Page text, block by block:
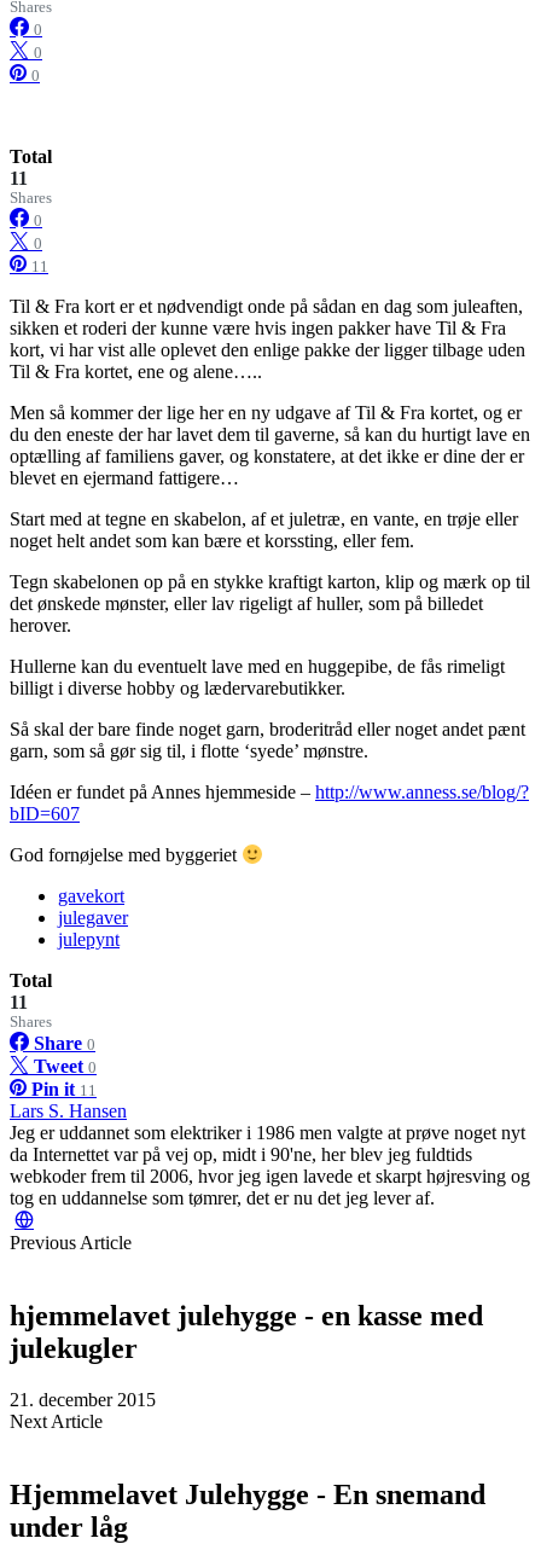
Shares
0
0
0
Total
11
Shares
0
0
11
Til & Fra kort er et nødvendigt onde på sådan en dag som juleaften,
sikken et roderi der kunne være hvis ingen pakker have Til & Fra
kort, vi har vist alle oplevet den enlige pakke der ligger tilbage uden
Til & Fra kortet, ene og alene…..
Men så kommer der lige her en ny udgave af Til & Fra kortet, og er
du den eneste der har lavet dem til gaverne, så kan du hurtigt lave en
optælling af familiens gaver, og konstatere, at det ikke er dine der er
blevet en ejermand fattigere…
Start med at tegne en skabelon, af et juletræ, en vante, en trøje eller
noget helt andet som kan bære et korssting, eller fem.
Tegn skabelonen op på en stykke kraftigt karton, klip og mærk op til
det ønskede mønster, eller lav rigeligt af huller, som på billedet
herover.
Hullerne kan du eventuelt lave med en huggepibe, de fås rimeligt
billigt i diverse hobby og lædervarebutikker.
Så skal der bare finde noget garn, broderitråd eller noget andet pænt
garn, som så gør sig til, i flotte ‘syede’ mønstre.
Idéen er fundet på Annes hjemmeside – http://www.anness.se/blog/?
bID=607
God fornøjelse med byggeriet
gavekort
julegaver
julepynt
Total
11
Shares
Share 0
Tweet 0
Pin it 11
Lars S. Hansen
Jeg er uddannet som elektriker i 1986 men valgte at prøve noget nyt
da Internettet var på vej op, midt i 90'ne, her blev jeg fuldtids
webkoder frem til 2006, hvor jeg igen lavede et skarpt højresving og
tog en uddannelse som tømrer, det er nu det jeg lever af.
Previous Article
hjemmelavet julehygge - en kasse med
julekugler
21. december 2015
Next Article
Hjemmelavet Julehygge - En snemand
under låg